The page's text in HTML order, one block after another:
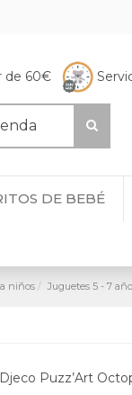
de 60€
DE BEBÉ
niños Juguetes 5 - 7